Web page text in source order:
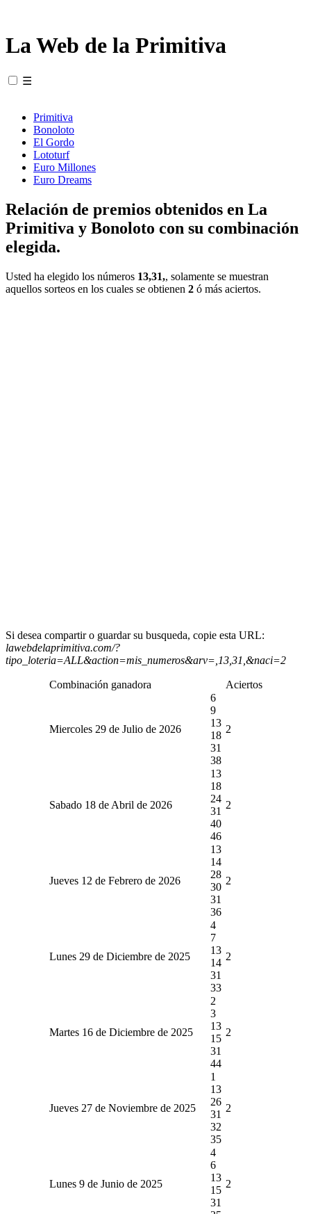
La Web de la Primitiva
☰
Primitiva
Bonoloto
El Gordo
Lototurf
Euro Millones
Euro Dreams
Relación de premios obtenidos en La
Primitiva y Bonoloto con su combinación
elegida.
Usted ha elegido los números 13,31,, solamente se muestran
aquellos sorteos en los cuales se obtienen 2 ó más aciertos.
Si desea compartir o guardar su busqueda, copie esta URL:
lawebdelaprimitiva.com/?
tipo_loteria=ALL&action=mis_numeros&arv=,13,31,&naci=2
Combinación ganadora Aciertos
Miercoles 29 de Julio de 2026
6
9
13
18
31
38
2
Sabado 18 de Abril de 2026
13
18
24
31
40
46
2
Jueves 12 de Febrero de 2026
13
14
28
30
31
36
2
Lunes 29 de Diciembre de 2025
4
7
13
14
31
33
2
Martes 16 de Diciembre de 2025
2
3
13
15
31
44
2
Jueves 27 de Noviembre de 2025
1
13
26
31
32
35
2
Lunes 9 de Junio de 2025
4
6
13
15
31
2